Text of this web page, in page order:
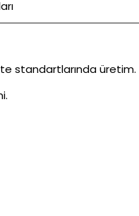
standartlarında üretim.